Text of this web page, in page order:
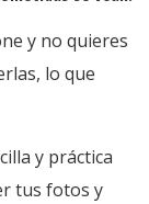
y no quieres
lo que
y práctica
tus fotos y